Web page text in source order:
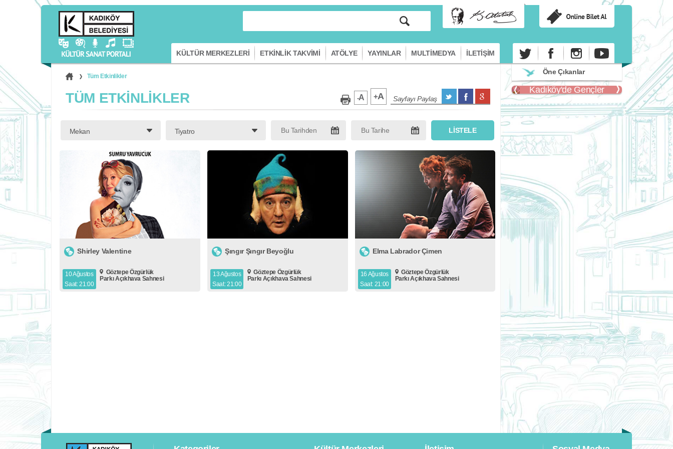
KÜLTÜR MERKEZLERİ ETKİNLİK TAKVİMİ ATÖLYE YAYINLAR MULTİMEDYA İLETİŞİM
Tüm Etkinlikler
-A +A Sayfayı Paylaş
TÜM ETKİNLİKLER
Mekan Tiyatro
Shirley Valentine
10 Ağustos
Saat: 21:00
Göztepe Özgürlük
Parkı Açıkhava Sahnesi
Şıngır Şıngır Beyoğlu
13 Ağustos
Saat: 21:00
Göztepe Özgürlük
Parkı Açıkhava Sahnesi
Elma Labrador Çimen
16 Ağustos
Saat: 21:00
Göztepe Özgürlük
Parkı Açıkhava Sahnesi
Öne Çıkanlar
Kadıköy'de Gençler